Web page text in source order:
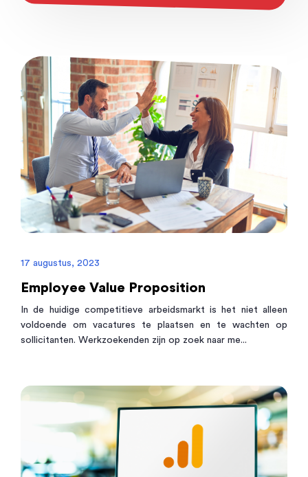
17 augustus, 2023
Employee Value Proposition
In de huidige competitieve arbeidsmarkt is het niet alleen
voldoende om vacatures te plaatsen en te wachten op
sollicitanten. Werkzoekenden zijn op zoek naar me...